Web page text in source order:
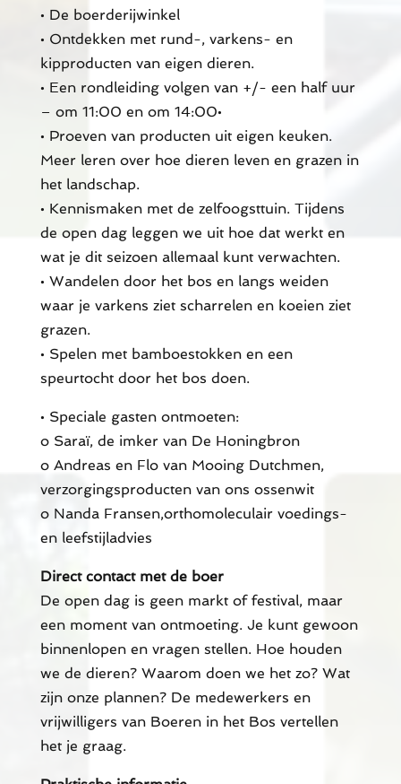
• De boerderijwinkel
• Ontdekken met rund-, varkens- en
kipproducten van eigen dieren.
• Een rondleiding volgen van +/- een half uur
– om 11:00 en om 14:00•
• Proeven van producten uit eigen keuken.
Meer leren over hoe dieren leven en grazen in
het landschap.
• Kennismaken met de zelfoogsttuin. Tijdens
de open dag leggen we uit hoe dat werkt en
wat je dit seizoen allemaal kunt verwachten.
• Wandelen door het bos en langs weiden
waar je varkens ziet scharrelen en koeien ziet
grazen.
• Spelen met bamboestokken en een
speurtocht door het bos doen.
• Speciale gasten ontmoeten:
o Saraï, de imker van De Honingbron
o Andreas en Flo van Mooing Dutchmen,
verzorgingsproducten van ons ossenwit
o Nanda Fransen,orthomoleculair voedings-
en leefstijladvies
Direct contact met de boer
De open dag is geen markt of festival, maar
een moment van ontmoeting. Je kunt gewoon
binnenlopen en vragen stellen. Hoe houden
we de dieren? Waarom doen we het zo? Wat
zijn onze plannen? De medewerkers en
vrijwilligers van Boeren in het Bos vertellen
het je graag.